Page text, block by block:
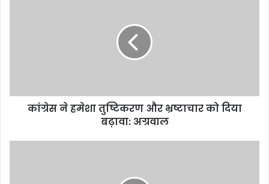
कांग्रेस ने हमेशा तुष्टिकरण और भ्रष्टाचार को दिया
बढ़ावा: अग्रवाल